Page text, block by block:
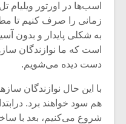
اسب‌ها در اورتور ویلیام
زمانی را صرف کنیم تا
به شکلی پایدار و بدون
است که ما نوازندگان
دست دیده می‌شویم.
با این حال نوازندگان
هم سود خواهند برد.
شروع می‌کنیم، بعد با
اگر نمی
بدنام